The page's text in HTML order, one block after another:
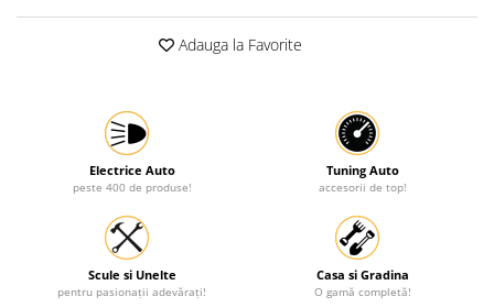
Suport auto
Suport motocicleta
Surubelnite
Tunuri de caldura si aeroteme
Utilaje constructie
Adauga la Favorite
Electrice Auto
peste 400 de produse!
Tuning Auto
accesorii de top!
Scule si Unelte
pentru pasionații adevărați!
Casa si Gradina
O gamă completă!